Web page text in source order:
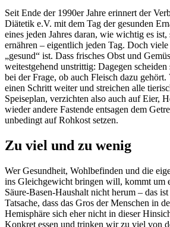
Seit Ende der 1990er Jahre erinnert der
Diätetik e.V. mit dem Tag der gesunden
eines jeden Jahres daran, wie wichtig es
ernähren – eigentlich jeden Tag. Doch
„gesund“ ist. Dass frisches Obst und
weitestgehend unstrittig: Dagegen
bei der Frage, ob auch Fleisch dazu gehört.
einen Schritt weiter und streichen alle
Speiseplan, verzichten also auch auf Eier,
wieder andere Fastende entsagen dem
unbedingt auf Rohkost setzen.
Zu viel und zu wenig
Wer Gesundheit, Wohlbefinden und die
ins Gleichgewicht bringen will, kommt um
Säure-Basen-Haushalt nicht herum – das
Tatsache, dass das Gros der Menschen in
Hemisphäre sich eher nicht in dieser
Konkret essen und trinken wir zu viel von